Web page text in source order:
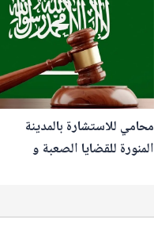
محامي للاستشارة بالمدينة
المنورة للقضايا الصعبة و